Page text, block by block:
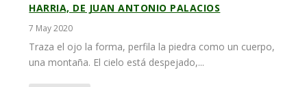
HARRIA, DE JUAN ANTONIO PALACIOS
7 May 2020
Traza el ojo la forma, perfila la piedra como un cuerpo,
una montaña. El cielo está despejado,...